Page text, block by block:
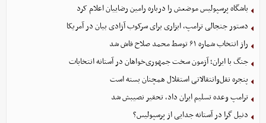
باشگاه پرسپولیس موضعش را درباره رامین رضاییان اعلام کرد
دستور جنجالی ترامپ، ابزاری برای سرکوب آزادی بیان در آمریکا
راز انتخاب شماره ۶۱ توسط محمد صلاح فاش شد
جنگ با ایران؛ آزمون سخت جمهوری‌خواهان در آستانه انتخابات
پنجره نقل‌وانتقالاتی استقلال همچنان بسته است
ترامپ وعده تسلیم ایران داد، تحقیر نصیبش شد
دنیل گرا در آستانه جدایی از پرسپولیس؟